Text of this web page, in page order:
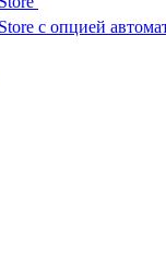
с опцией